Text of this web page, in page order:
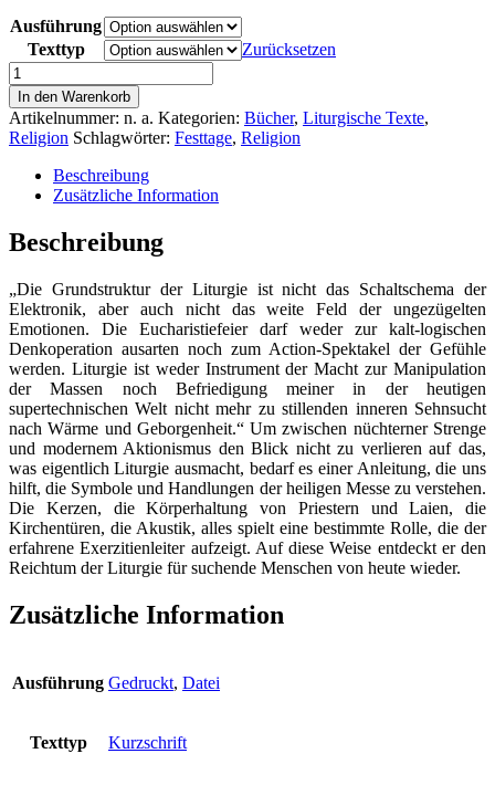
bis
20,50 €
Ausführung
Texttyp
Zurücksetzen
Weyers,
Klaus:
Mehr
als
Brot
Wein
Liturgie
als
des
Lebens
Menge
In den Warenkorb
Artikelnummer: n. a. Kategorien: Bücher, Liturgische Texte,
Religion Schlagwörter: Festtage, Religion
Beschreibung
Zusätzliche Information
Beschreibung
„Die Grundstruktur der Liturgie ist nicht das Schaltschema der
Elektronik, aber auch nicht das weite Feld der ungezügelten
Emotionen. Die Eucharistiefeier darf weder zur kalt-logischen
Denkoperation ausarten noch zum Action-Spektakel der Gefühle
werden. Liturgie ist weder Instrument der Macht zur Manipulation
der Massen noch Befriedigung meiner in der heutigen
supertechnischen Welt nicht mehr zu stillenden inneren Sehnsucht
nach Wärme und Geborgenheit.“ Um zwischen nüchterner Strenge
und modernem Aktionismus den Blick nicht zu verlieren auf das,
was eigentlich Liturgie ausmacht, bedarf es einer Anleitung, die uns
hilft, die Symbole und Handlungen der heiligen Messe zu verstehen.
Die Kerzen, die Körperhaltung von Priestern und Laien, die
Kirchentüren, die Akustik, alles spielt eine bestimmte Rolle, die der
erfahrene Exerzitienleiter aufzeigt. Auf diese Weise entdeckt er den
Reichtum der Liturgie für suchende Menschen von heute wieder.
Zusätzliche Information
Ausführung Gedruckt, Datei
Texttyp Kurzschrift